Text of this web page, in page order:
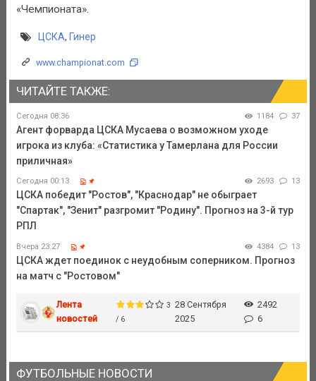
«Чемпионата».
ЦСКА, Гинер
www.championat.com
ЧИТАЙТЕ ТАКЖЕ:
Сегодня 08:36 1184 37
Агент форварда ЦСКА Мусаева о возможном уходе
игрока из клуба: «Статистика у Тамерлана для России
приличная»
Сегодня 00:13 2693 13
ЦСКА победит "Ростов", "Краснодар" не обыграет
"Спартак", "Зенит" разгромит "Родину". Прогноз на 3-й тур
РПЛ
Вчера 23:27 4384 13
ЦСКА ждет поединок с неудобным соперником. Прогноз
на матч с "Ростовом"
Лента
новостей
3
/ 6
28 Сентября
2025
2492
6
ФУТБОЛЬНЫЕ НОВОСТИ